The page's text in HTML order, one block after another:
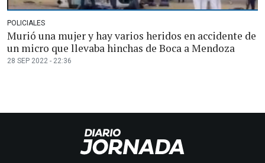
POLICIALES
Murió una mujer y hay varios heridos en accidente de
un micro que llevaba hinchas de Boca a Mendoza
28 SEP 2022 - 22:36